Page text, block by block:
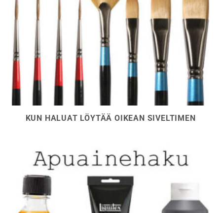
KUN HALUAT LÖYTÄÄ OIKEAN SIVELTIMEN